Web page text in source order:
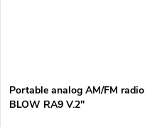
Portable analog AM/FM radio
BLOW RA9 V.2"